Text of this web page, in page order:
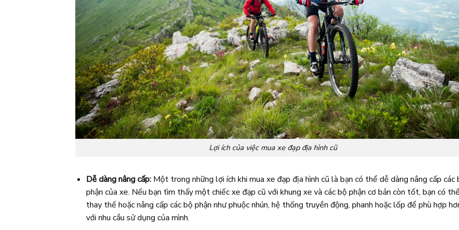
Lợi ích của việc mua xe đạp địa hình cũ
Dễ dàng nâng cấp:Một trong những lợi ích khi mua xe đạp địa hình cũ là bạn có thể dễ dàng nâng cấp các
phận của xe. Nếu bạn tìm thấy một chiếc xe đạp cũ với khung xe và các bộ phận cơ bản còn tốt, bạn có
thay thế hoặc nâng cấp các bộ phận như phuộc nhún, hệ thống truyền động, phanh hoặc lốp để phù hợp
với nhu cầu sử dụng của mình.